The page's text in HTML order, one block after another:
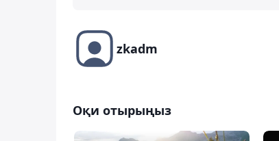
zkadm
Оқи отырыңыз